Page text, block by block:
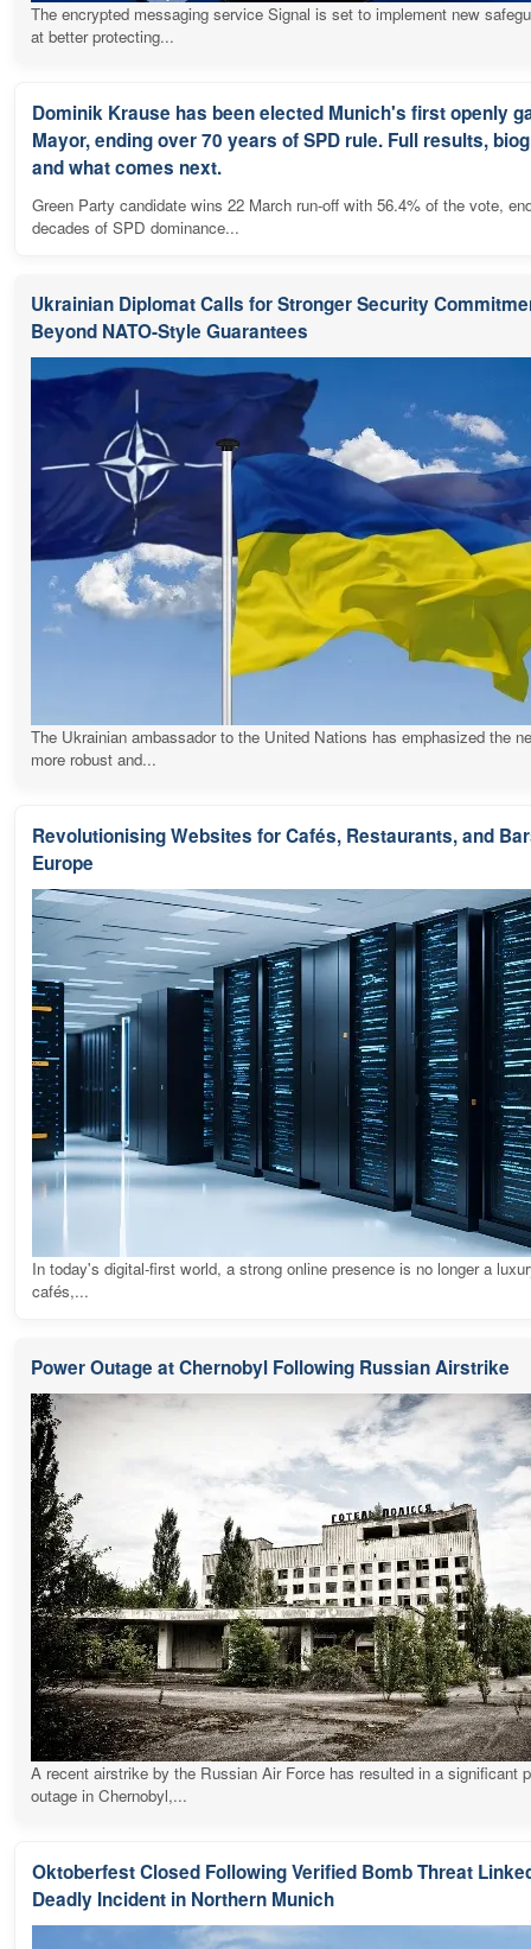
The encrypted messaging service Signal is set to implement new
at better protecting...
Dominik Krause has been elected Munich's first openly
Mayor, ending over 70 years of SPD rule. Full results,
and what comes next.
Green Party candidate wins 22 March run-off with 56.4% of the vote,
decades of SPD dominance...
Ukrainian Diplomat Calls for Stronger Security
Beyond NATO-Style Guarantees
The Ukrainian ambassador to the United Nations has emphasized the
more robust and...
Revolutionising Websites for Cafés, Restaurants, and
Europe
In today's digital-first world, a strong online presence is no longer a
cafés,...
Power Outage at Chernobyl Following Russian Airstrike
A recent airstrike by the Russian Air Force has resulted in a significant
outage in Chernobyl,...
Oktoberfest Closed Following Verified Bomb Threat
Deadly Incident in Northern Munich